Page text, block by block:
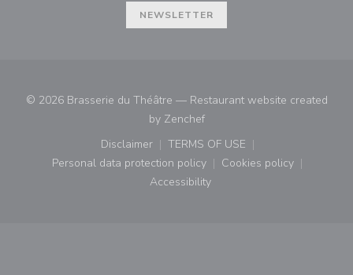
NEWSLETTER
© 2026 Brasserie du Théâtre — Restaurant website created
by Zenchef((opens in a new window))
Disclaimer
((opens in a new window))
TERMS OF USE
((opens in a new window))
Personal data protection policy
((opens in a new window))
Cookies policy
((opens in a new
Accessibility
((opens in a new window))